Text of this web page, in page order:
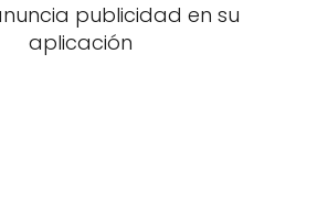
publicidad en su
aplicación